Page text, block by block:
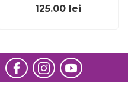
125.00 lei